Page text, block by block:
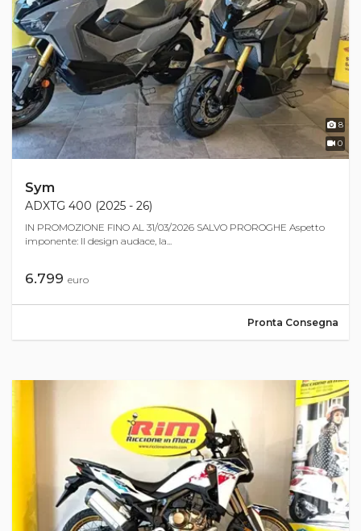
8
0
Sym
ADXTG 400 (2025 - 26)
IN PROMOZIONE FINO AL 31/03/2026 SALVO PROROGHE Aspetto
imponente: Il design audace, la...
6.799 euro
Pronta Consegna